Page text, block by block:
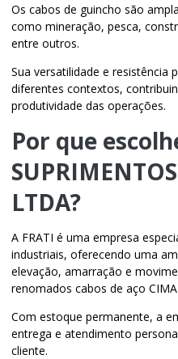
Os cabos de guincho são
como mineração, pesca,
entre outros.
Sua versatilidade e resistência
diferentes contextos,
produtividade das operações.
Por que
LTDA?
A FRATI é uma empresa
industriais, oferecendo uma
elevação, amarração e
renomados cabos de aço
Com estoque permanente, a
entrega e atendimento
cliente.